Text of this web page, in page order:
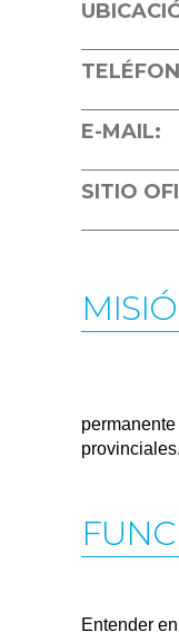
E-MAIL:
SITIO
Entender
provinciales.
Entender